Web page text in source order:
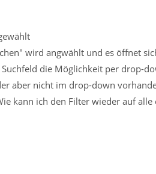
wird angwählt und es öffnet
die Möglichkeit per drop-
aber nicht im drop-down
kann ich den Filter wieder auf